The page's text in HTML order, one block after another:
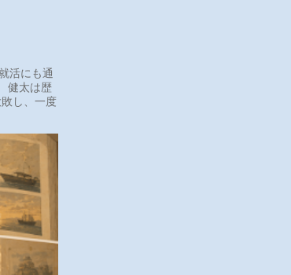
活にも通
健太は歴
し、一度